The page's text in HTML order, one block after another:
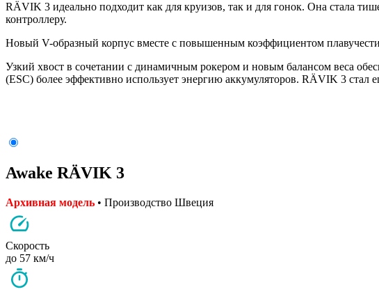
RÄVIK 3 идеально подходит как для круизов, так и для гонок. Она стала
контроллеру.
Новый V-образный корпус вместе с повышенным коэффициентом
Узкий хвост в сочетании с динамичным рокером и новым балансом веса
(ESC) более эффективно использует энергию аккумуляторов. RÄVIK 3 стал
Awake RÄVIK 3
Архивная модель • Производство Швеция
Скорость
до 57 км/ч